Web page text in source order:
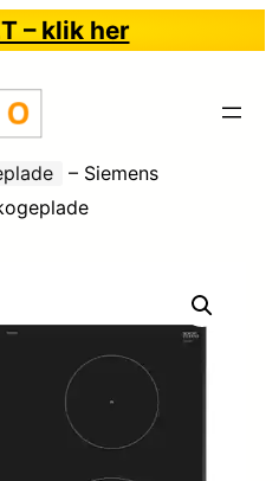
– klik her
– Siemens